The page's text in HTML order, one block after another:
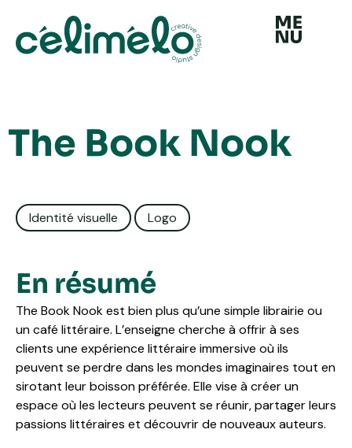
contenu
The Book Nook
Identité visuelle Logo
En résumé
The Book Nook est bien plus qu’une simple librairie ou
un café littéraire. L’enseigne cherche à offrir à ses
clients une expérience littéraire immersive où ils
peuvent se perdre dans les mondes imaginaires tout en
sirotant leur boisson préférée. Elle vise à créer un
espace où les lecteurs peuvent se réunir, partager leurs
passions littéraires et découvrir de nouveaux auteurs.